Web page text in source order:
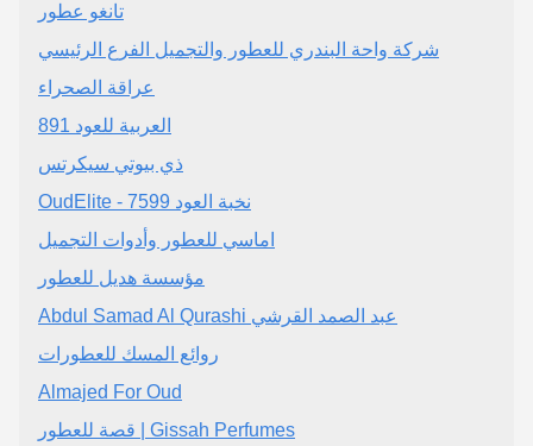
تانغو عطور
شركة واحة البندري للعطور والتجميل الفرع الرئيسي
عراقة الصحراء
العربية للعود 891
ذي بيوتي سيكرتس
OudElite - نخبة العود 7599
اماسي للعطور وأدوات التجميل
مؤسسة هديل للعطور
Abdul Samad Al Qurashi عبد الصمد القرشي
روائع المسك للعطورات
Almajed For Oud
قصة للعطور | Gissah Perfumes